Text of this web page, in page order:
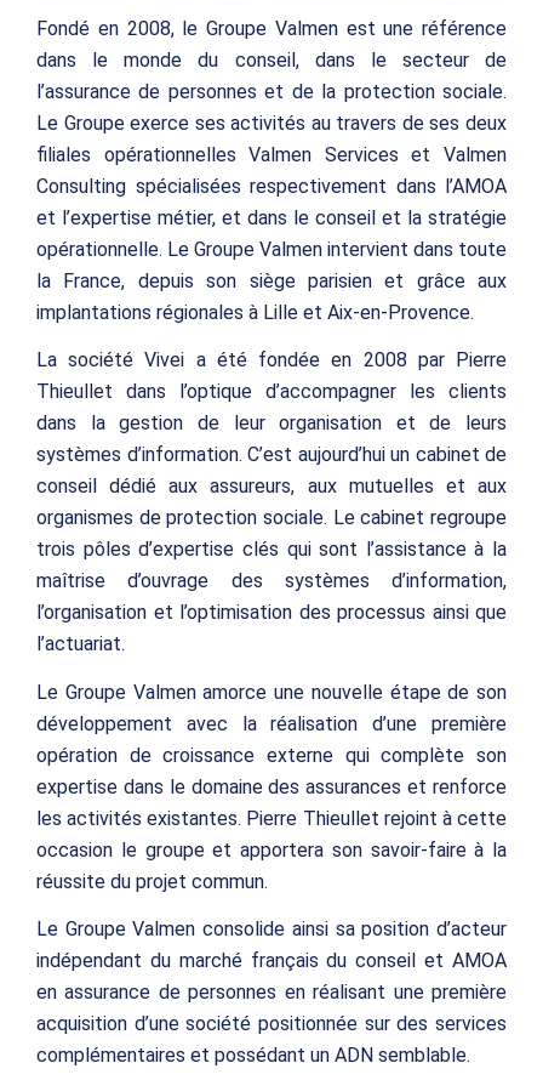
Fondé en 2008, le Groupe Valmen est une référence
dans le monde du conseil, dans le secteur de
l’assurance de personnes et de la protection sociale.
Le Groupe exerce ses activités au travers de ses deux
filiales opérationnelles Valmen Services et Valmen
Consulting spécialisées respectivement dans l’AMOA
et l’expertise métier, et dans le conseil et la stratégie
opérationnelle. Le Groupe Valmen intervient dans toute
la France, depuis son siège parisien et grâce aux
implantations régionales à Lille et Aix-en-Provence.
La société Vivei a été fondée en 2008 par Pierre
Thieullet dans l’optique d’accompagner les clients
dans la gestion de leur organisation et de leurs
systèmes d’information. C’est aujourd’hui un cabinet de
conseil dédié aux assureurs, aux mutuelles et aux
organismes de protection sociale. Le cabinet regroupe
trois pôles d’expertise clés qui sont l’assistance à la
maîtrise d’ouvrage des systèmes d’information,
l’organisation et l’optimisation des processus ainsi que
l’actuariat.
Le Groupe Valmen amorce une nouvelle étape de son
développement avec la réalisation d’une première
opération de croissance externe qui complète son
expertise dans le domaine des assurances et renforce
les activités existantes. Pierre Thieullet rejoint à cette
occasion le groupe et apportera son savoir-faire à la
réussite du projet commun.
Le Groupe Valmen consolide ainsi sa position d’acteur
indépendant du marché français du conseil et AMOA
en assurance de personnes en réalisant une première
acquisition d’une société positionnée sur des services
complémentaires et possédant un ADN semblable.